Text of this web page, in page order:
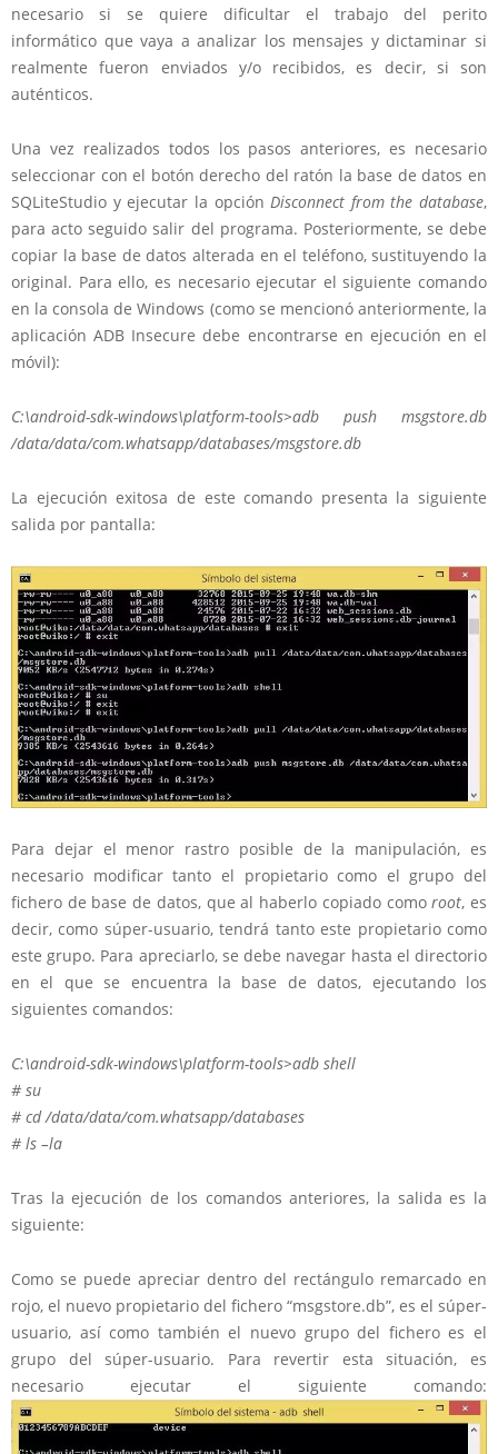
necesario si se quiere dificultar el trabajo del perito
informático que vaya a analizar los mensajes y dictaminar si
realmente fueron enviados y/o recibidos, es decir, si son
auténticos.
Una vez realizados todos los pasos anteriores, es necesario
seleccionar con el botón derecho del ratón la base de datos en
SQLiteStudio y ejecutar la opciónDisconnect from the database,
para acto seguido salir del programa. Posteriormente, se debe
copiar la base de datos alterada en el teléfono, sustituyendo la
original. Para ello, es necesario ejecutar el siguiente comando
en la consola de Windows (como se mencionó anteriormente, la
aplicación ADB Insecure debe encontrarse en ejecución en el
móvil):
C:\android-sdk-windows\platform-tools>adb push msgstore.db
/data/data/com.whatsapp/databases/msgstore.db
La ejecución exitosa de este comando presenta la siguiente
salida por pantalla:
Para dejar el menor rastro posible de la manipulación, es
necesario modificar tanto el propietario como el grupo del
fichero de base de datos, que al haberlo copiado comoroot, es
decir, como súper-usuario, tendrá tanto este propietario como
este grupo. Para apreciarlo, se debe navegar hasta el directorio
en el que se encuentra la base de datos, ejecutando los
siguientes comandos:
C:\android-sdk-windows\platform-tools>adb shell
# su
# cd /data/data/com.whatsapp/databases
# ls –la
Tras la ejecución de los comandos anteriores, la salida es la
siguiente:
Como se puede apreciar dentro del rectángulo remarcado en
rojo, el nuevo propietario del fichero “msgstore.db”, es el súper-
usuario, así como también el nuevo grupo del fichero es el
grupo del súper-usuario. Para revertir esta situación, es
necesario ejecutar el siguiente comando: